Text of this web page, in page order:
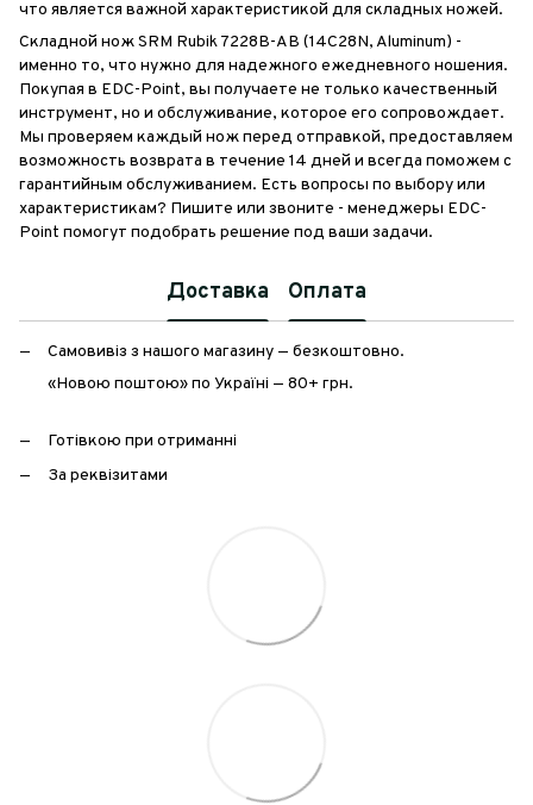
что является важной характеристикой для складных ножей.
Складной нож SRM Rubik 7228B-AB (14C28N, Aluminum) -
именно то, что нужно для надежного ежедневного ношения.
Покупая в EDC-Point, вы получаете не только качественный
инструмент, но и обслуживание, которое его сопровождает.
Мы проверяем каждый нож перед отправкой, предоставляем
возможность возврата в течение 14 дней и всегда поможем с
гарантийным обслуживанием. Есть вопросы по выбору или
характеристикам? Пишите или звоните - менеджеры EDC-
Point помогут подобрать решение под ваши задачи.
Доставка Оплата
Самовивіз з нашого магазину — безкоштовно.
«Новою поштою» по Україні — 80+ грн.
Готівкою при отриманні
За реквізитами